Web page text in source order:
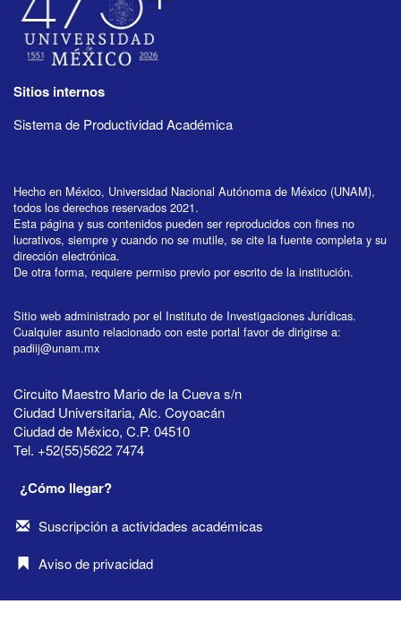
Sitios internos
Sistema de Productividad Académica
Hecho en México, Universidad Nacional Autónoma de México (UNAM),
todos los derechos reservados 2021.
Esta página y sus contenidos pueden ser reproducidos con fines no
lucrativos, siempre y cuando no se mutile, se cite la fuente completa y su
dirección electrónica.
De otra forma, requiere permiso previo por escrito de la institución.
Sitio web administrado por el Instituto de Investigaciones Jurídicas.
Cualquier asunto relacionado con este portal favor de dirigirse a:
padiij@unam.mx
Circuito Maestro Mario de la Cueva s/n
Ciudad Universitaria, Alc. Coyoacán
Ciudad de México, C.P. 04510
Tel. +52(55)5622 7474
¿Cómo llegar?
Suscripción a actividades académicas
Aviso de privacidad